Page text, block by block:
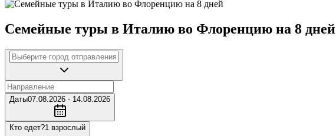
Семейные туры в Италию во Флоренцию на 8 дней
Даты07.08.2026 - 14.08.2026
Кто едет?1 взрослый